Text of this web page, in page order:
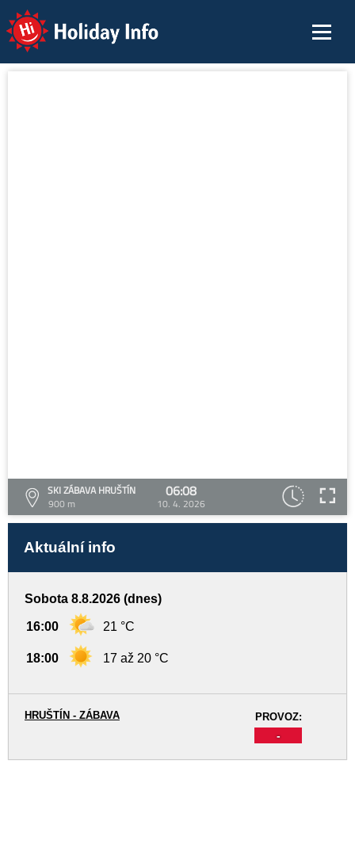
Holiday Info
SKI ZÁBAVA HRUŠTÍN
900 m
06:08
10. 4. 2026
Aktuální info
Sobota 8.8.2026 (dnes)
16:00 21 °C
18:00 17 až 20 °C
PROVOZ:
-
HRUŠTÍN - ZÁBAVA